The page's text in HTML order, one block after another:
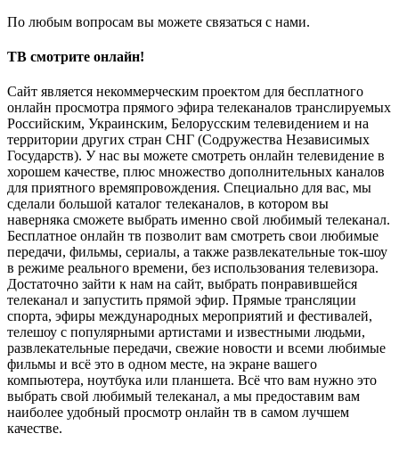
По любым вопросам вы можете связаться с нами.
ТВ смотрите онлайн!
Сайт является некоммерческим проектом для бесплатного
онлайн просмотра прямого эфира телеканалов транслируемых
Российским, Украинским, Белорусским телевидением и на
территории других стран СНГ (Содружества Независимых
Государств). У нас вы можете смотреть онлайн телевидение в
хорошем качестве, плюс множество дополнительных каналов
для приятного времяпровождения. Специально для вас, мы
сделали большой каталог телеканалов, в котором вы
наверняка сможете выбрать именно свой любимый телеканал.
Бесплатное онлайн тв позволит вам смотреть свои любимые
передачи, фильмы, сериалы, а также развлекательные ток-шоу
в режиме реального времени, без использования телевизора.
Достаточно зайти к нам на сайт, выбрать понравившейся
телеканал и запустить прямой эфир. Прямые трансляции
спорта, эфиры международных мероприятий и фестивалей,
телешоу с популярными артистами и известными людьми,
развлекательные передачи, свежие новости и всеми любимые
фильмы и всё это в одном месте, на экране вашего
компьютера, ноутбука или планшета. Всё что вам нужно это
выбрать свой любимый телеканал, а мы предоставим вам
наиболее удобный просмотр онлайн тв в самом лучшем
качестве.